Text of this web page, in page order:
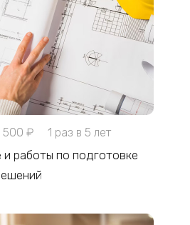
500 ₽ 1 раз в 5 лет
работы по подготовке